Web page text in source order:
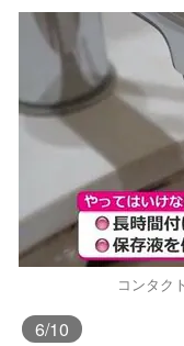
コンタク
6/10